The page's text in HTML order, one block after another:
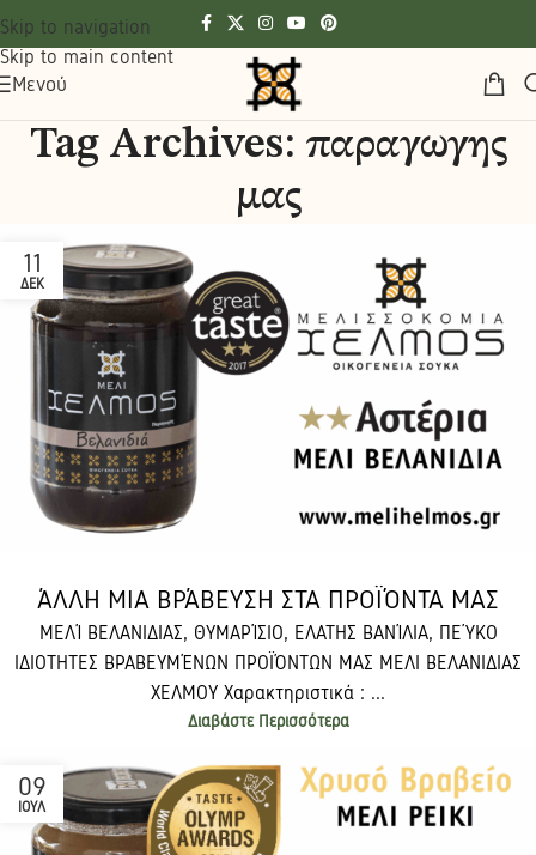
Skip to navigation
Skip to main content
Μενού
Tag Archives: παραγωγης
μας
11
ΔΕΚ
ΆΛΛΗ ΜΙΑ ΒΡΆΒΕΥΣΗ ΣΤΑ ΠΡΟΪΌΝΤΑ ΜΑΣ
ΜΕΛΊ ΒΕΛΑΝΙΔΙΑΣ, ΘΥΜΑΡΊΣΙΟ, ΕΛΑΤΗΣ ΒΑΝΊΛΙΑ, ΠΕΎΚΟ
ΙΔΙΟΤΗΤΕΣ ΒΡΑΒΕΥΜΈΝΩΝ ΠΡΟΪΌΝΤΩΝ ΜΑΣ ΜΕΛΙ ΒΕΛΑΝΙΔΙΑΣ
ΧΕΛΜΟΥ Χαρακτηριστικά : ...
Διαβάστε Περισσότερα
09
ΙΟΎΛ